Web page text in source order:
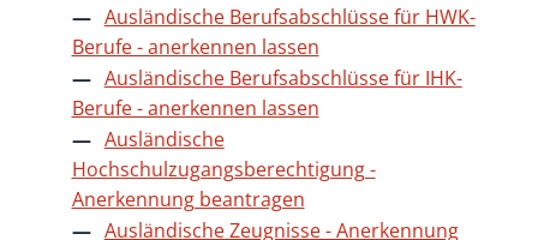
Ausländische Berufsabschlüsse für HWK-
Berufe - anerkennen lassen
Ausländische Berufsabschlüsse für IHK-
Berufe - anerkennen lassen
Ausländische
Hochschulzugangsberechtigung -
Anerkennung beantragen
Ausländische Zeugnisse - Anerkennung